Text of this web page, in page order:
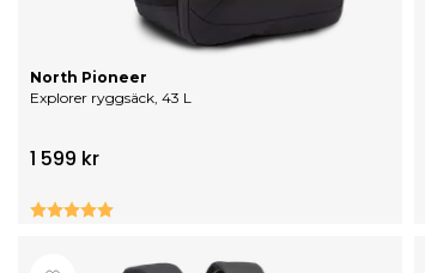
Explorer ryggsäck, 43 L
North Pioneer
1 599 kr
Betyg: